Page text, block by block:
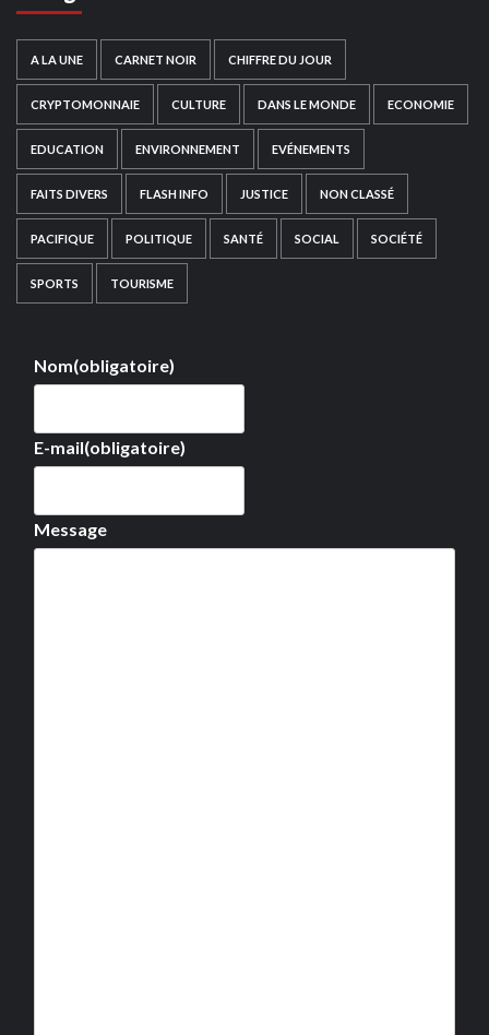
A LA UNE CARNET NOIR CHIFFRE DU JOUR
CRYPTOMONNAIE CULTURE DANS LE MONDE ECONOMIE
EDUCATION ENVIRONNEMENT EVÉNEMENTS
FAITS DIVERS FLASH INFO JUSTICE NON CLASSÉ
PACIFIQUE POLITIQUE SANTÉ SOCIAL SOCIÉTÉ
SPORTS TOURISME
Nom(obligatoire)
E-mail(obligatoire)
Message